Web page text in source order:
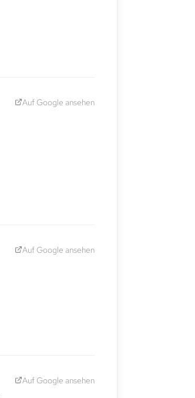
Auf Google ansehen
Auf Google ansehen
Auf Google ansehen